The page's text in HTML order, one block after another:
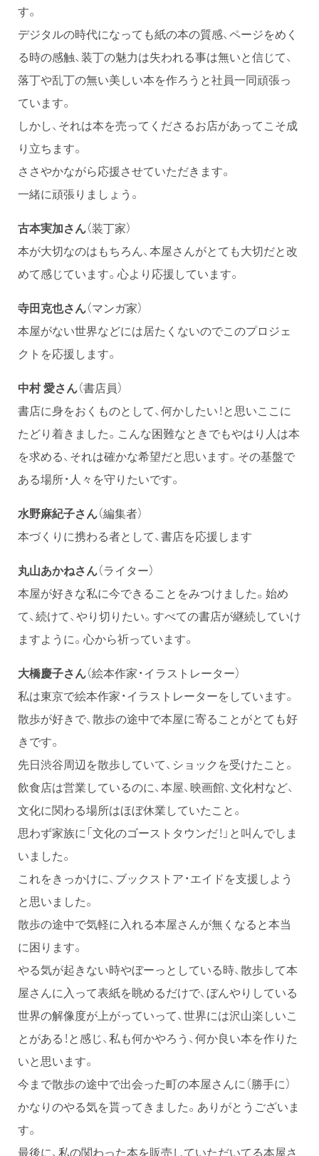
す。
デジタルの時代になっても紙の本の質感、ページをめく
る時の感触、装丁の魅力は失われる事は無いと信じて、
落丁や乱丁の無い美しい本を作ろうと社員一同頑張っ
ています。
しかし、それは本を売ってくださるお店があってこそ成
り立ちます。
ささやかながら応援させていただきます。
一緒に頑張りましょう。
古本実加さん（装丁家）
本が大切なのはもちろん、本屋さんがとても大切だと改
めて感じています。心より応援しています。
寺田克也さん（マンガ家）
本屋がない世界などには居たくないのでこのプロジェ
クトを応援します。
中村 愛さん（書店員）
書店に身をおくものとして、何かしたい！と思いここに
たどり着きました。こんな困難なときでもやはり人は本
を求める、それは確かな希望だと思います。その基盤で
ある場所・人々を守りたいです。
水野麻紀子さん（編集者）
本づくりに携わる者として、書店を応援します
丸山あかねさん（ライター）
本屋が好きな私に今できることをみつけました。始め
て、続けて、やり切りたい。すべての書店が継続していけ
ますように。心から祈っています。
大橋慶子さん（絵本作家・イラストレーター）
私は東京で絵本作家・イラストレーターをしています。
散歩が好きで、散歩の途中で本屋に寄ることがとても好
きです。
先日渋谷周辺を散歩していて、ショックを受けたこと。
飲食店は営業しているのに、本屋、映画館、文化村など、
文化に関わる場所はほぼ休業していたこと。
思わず家族に「文化のゴーストタウンだ！」と叫んでしま
いました。
これをきっかけに、ブックストア・エイドを支援しよう
と思いました。
散歩の途中で気軽に入れる本屋さんが無くなると本当
に困ります。
やる気が起きない時やぼーっとしている時、散歩して本
屋さんに入って表紙を眺めるだけで、ぼんやりしている
世界の解像度が上がっていって、世界には沢山楽しいこ
とがある！と感じ、私も何かやろう、何か良い本を作りた
いと思います。
今まで散歩の途中で出会った町の本屋さんに（勝手に）
かなりのやる気を貰ってきました。ありがとうございま
す。
最後に、私の関わった本を販売していただいてる本屋さ